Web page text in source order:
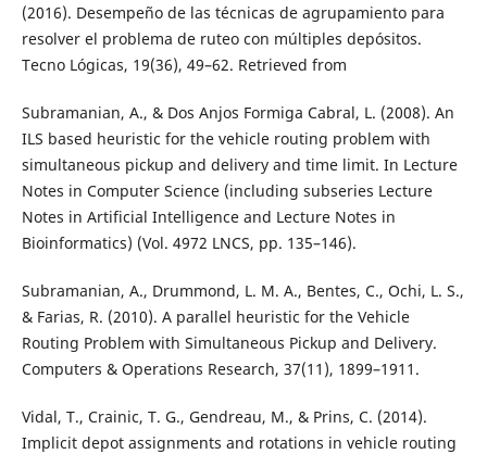
(2016). Desempeño de las técnicas de agrupamiento para
resolver el problema de ruteo con múltiples depósitos.
Tecno Lógicas, 19(36), 49–62. Retrieved from
Subramanian, A., & Dos Anjos Formiga Cabral, L. (2008). An
ILS based heuristic for the vehicle routing problem with
simultaneous pickup and delivery and time limit. In Lecture
Notes in Computer Science (including subseries Lecture
Notes in Artificial Intelligence and Lecture Notes in
Bioinformatics) (Vol. 4972 LNCS, pp. 135–146).
Subramanian, A., Drummond, L. M. A., Bentes, C., Ochi, L. S.,
& Farias, R. (2010). A parallel heuristic for the Vehicle
Routing Problem with Simultaneous Pickup and Delivery.
Computers & Operations Research, 37(11), 1899–1911.
Vidal, T., Crainic, T. G., Gendreau, M., & Prins, C. (2014).
Implicit depot assignments and rotations in vehicle routing